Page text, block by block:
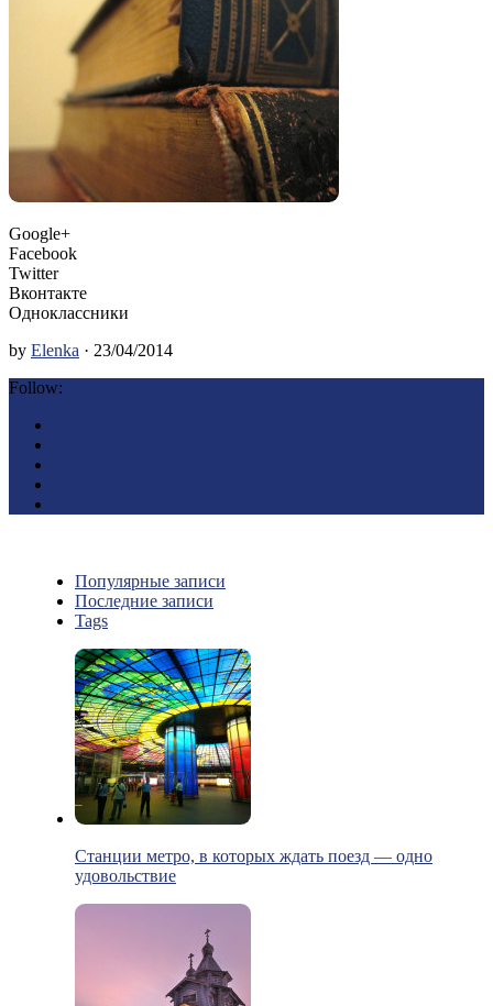
Google+
Facebook
Twitter
Вконтакте
Одноклассники
by Elenka · 23/04/2014
Follow:
Популярные записи
Последние записи
Tags
Станции метро, в которых ждать поезд — одно
удовольствие